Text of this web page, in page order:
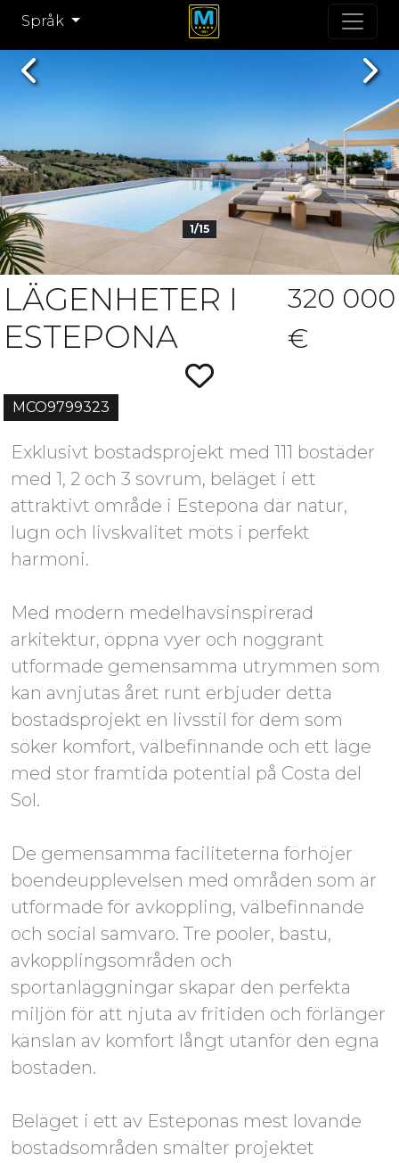
Språk
1/15
Previous
MCO9799323
LÄGENHETER I
ESTEPONA
320 000
€
Exklusivt bostadsprojekt med 111 bostäder
med 1, 2 och 3 sovrum, beläget i ett
attraktivt område i Estepona där natur,
lugn och livskvalitet möts i perfekt
harmoni.
Med modern medelhavsinspirerad
arkitektur, öppna vyer och noggrant
utformade gemensamma utrymmen som
kan avnjutas året runt erbjuder detta
bostadsprojekt en livsstil för dem som
söker komfort, välbefinnande och ett läge
med stor framtida potential på Costa del
Sol.
De gemensamma faciliteterna förhöjer
boendeupplevelsen med områden som är
utformade för avkoppling, välbefinnande
och social samvaro. Tre pooler, bastu,
avkopplingsområden och
sportanläggningar skapar den perfekta
miljön för att njuta av fritiden och förlänger
känslan av komfort långt utanför den egna
bostaden.
Beläget i ett av Esteponas mest lovande
bostadsområden smälter projektet